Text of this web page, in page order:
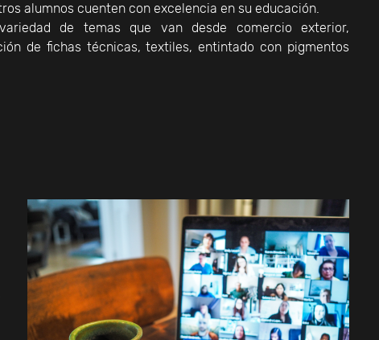
alumnos cuenten con excelencia en su educación.
de temas que van desde comercio exterior,
de fichas técnicas, textiles, entintado con pigmentos